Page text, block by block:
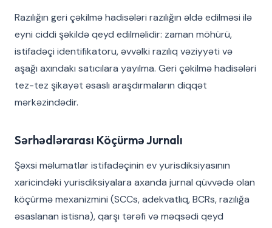
Razılığın geri çəkilmə hadisələri razılığın əldə edilməsi ilə
eyni ciddi şəkildə qeyd edilməlidir: zaman möhürü,
istifadəçi identifikatoru, əvvəlki razılıq vəziyyəti və
aşağı axındakı satıcılara yayılma. Geri çəkilmə hadisələri
tez-tez şikayət əsaslı araşdırmaların diqqət
mərkəzindədir.
Sərhədlərarası Köçürmə Jurnalı
Şəxsi məlumatlar istifadəçinin ev yurisdiksiyasının
xaricindəki yurisdiksiyalara axanda jurnal qüvvədə olan
köçürmə mexanizmini (SCCs, adekvatlıq, BCRs, razılığa
əsaslanan istisna), qarşı tərəfi və məqsədi qeyd